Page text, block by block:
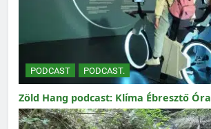
PODCAST PODCAST.
Zöld Hang podcast: Klíma Ébresztő Óra